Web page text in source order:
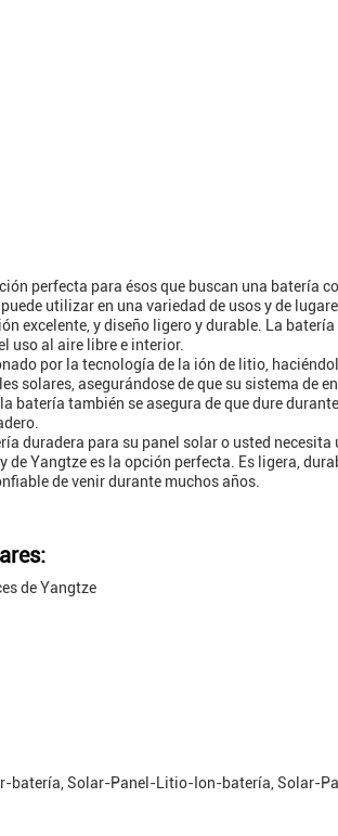
perfecta para ésos que buscan una batería
utilizar en una variedad de usos y de
excelente, y diseño ligero y durable. La
uso al aire libre e interior.
por la tecnología de la ión de litio,
solares, asegurándose de que su sistema de
batería también se asegura de que dure
duradera para su panel solar o usted
Yangtze es la opción perfecta. Es ligera,
de venir durante muchos años.
de Yangtze
batería, Solar-Panel-Litio-Ion-batería, Solar-